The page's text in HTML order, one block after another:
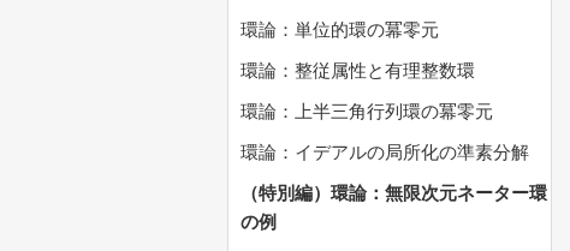
環論：単位的環の冪零元
環論：整従属性と有理整数環
環論：上半三角行列環の冪零元
環論：イデアルの局所化の準素分解
（特別編）環論：無限次元ネーター環
の例